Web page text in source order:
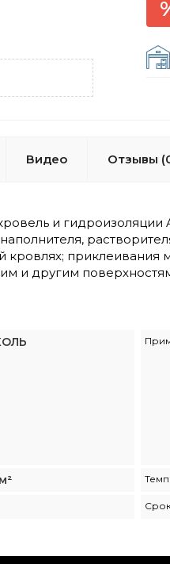
Видео Отзывы
и
кровлях;
и другим